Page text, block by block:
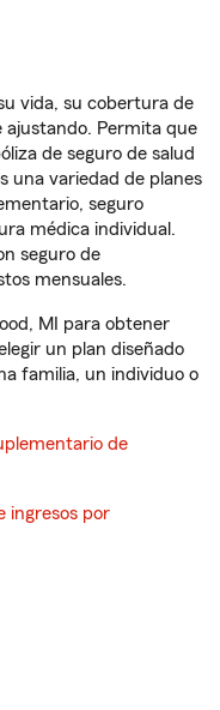
vida, su cobertura de
ajustando. Permita que
de seguro de salud
una variedad de planes
seguro
médica individual.
seguro de
mensuales.
MI para obtener
un plan diseñado
familia, un individuo o
de
ingresos por